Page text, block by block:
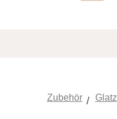
Zubehör Glatz